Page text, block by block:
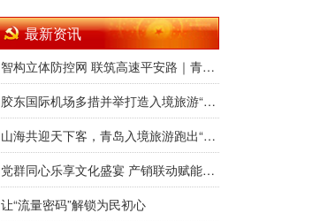
最新资讯
智构立体防控网 联筑高速平安路｜青岛公安交管董胶高速大队深耕交通治理提质增效
胶东国际机场多措并举打造入境旅游“第一窗口”九项举措精准发力，助力青岛建设国际滨海旅游度假胜地
山海共迎天下客，青岛入境旅游跑出“加速度”，向世界发出“青春之约”
党群同心乐享文化盛宴 产销联动赋能乡村振兴
让“流量密码”解锁为民初心